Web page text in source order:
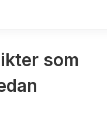
som